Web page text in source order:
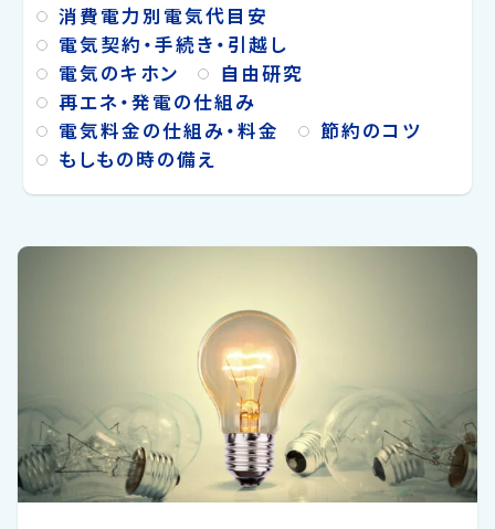
消費電力別電気代目安
電気契約・手続き・引越し
電気のキホン
自由研究
再エネ・発電の仕組み
電気料金の仕組み・料金
節約のコツ
もしもの時の備え